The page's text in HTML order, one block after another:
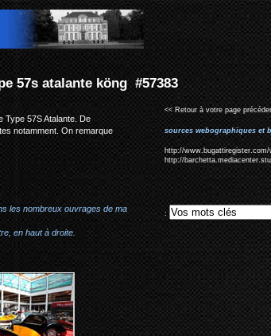
Type 57S Atalante. De
notamment. On remarque
les nombreux ouvrages de ma
en haut à droite.
<< Retour à votre page
sources webographiques et
http://
http://
: